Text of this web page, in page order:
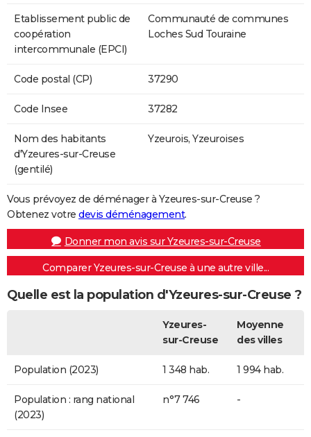
Etablissement public de
coopération
intercommunale (EPCI)
Communauté de communes
Loches Sud Touraine
Code postal (CP) 37290
Code Insee 37282
Nom des habitants
d'Yzeures-sur-Creuse
(gentilé)
Yzeurois, Yzeuroises
Vous prévoyez de déménager à Yzeures-sur-Creuse ?
Obtenez votre devis déménagement.
Donner mon avis sur Yzeures-sur-Creuse
Comparer Yzeures-sur-Creuse à une autre ville...
Quelle est la population d'Yzeures-sur-Creuse ?
Yzeures-
sur-Creuse
Moyenne
des villes
Population (2023) 1 348 hab. 1 994 hab.
Population : rang national
(2023)
n°7 746 -